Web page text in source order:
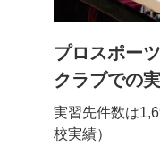
プロスポー
クラブでの
実習先件数は
校実績）